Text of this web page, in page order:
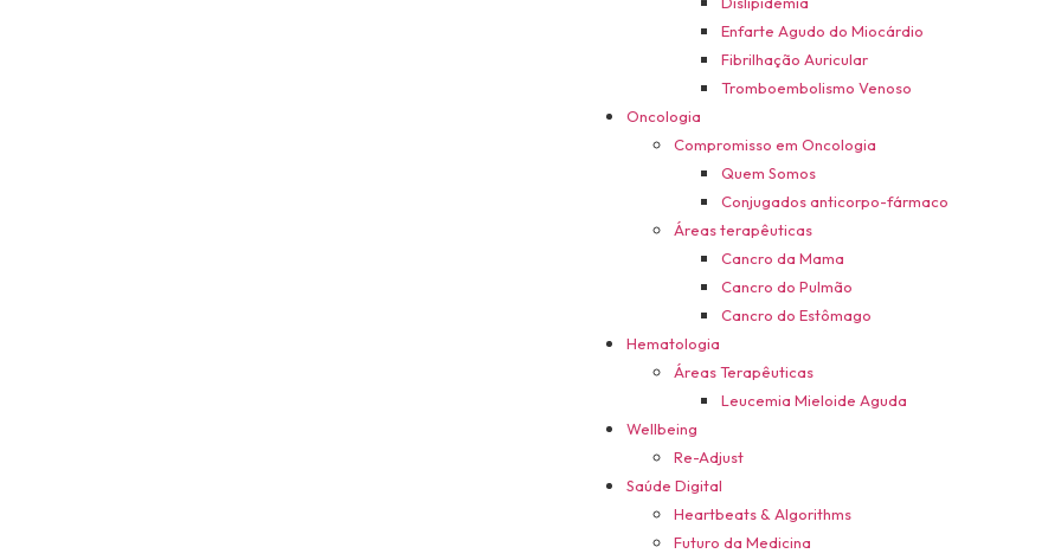
Enfarte Agudo do Miocárdio
Fibrilhação Auricular
Tromboembolismo Venoso
Oncologia
Compromisso em Oncologia
Quem Somos
Conjugados anticorpo-fármaco
Áreas terapêuticas
Cancro da Mama
Cancro do Pulmão
Cancro do Estômago
Hematologia
Áreas Terapêuticas
Leucemia Mieloide Aguda
Wellbeing
Re-Adjust
Saúde Digital
Heartbeats & Algorithms
Futuro da Medicina